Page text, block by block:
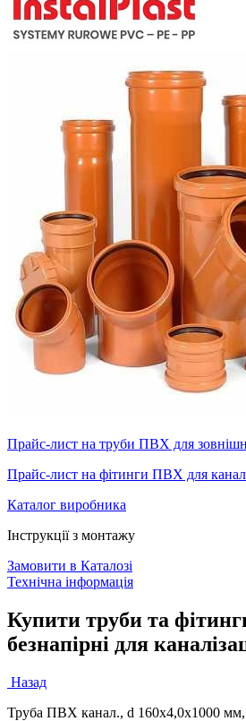
Прайс-лист на труби ПВХ для
Прайс-лист на фітинги ПВХ для
Каталог виробника
Інструкції з монтажу
Замовити в Каталозі
Технічна інформація
Купити труби та
безнапірні для
Назад
Труба ПВХ канал., d 160x4,0х1000